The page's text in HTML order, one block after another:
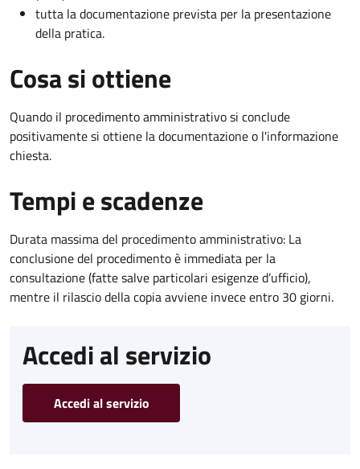
tutta la documentazione prevista per la presentazione
della pratica.
Cosa si ottiene
Quando il procedimento amministrativo si conclude
positivamente si ottiene la documentazione o l'informazione
chiesta.
Tempi e scadenze
Durata massima del procedimento amministrativo: La
conclusione del procedimento è immediata per la
consultazione (fatte salve particolari esigenze d’ufficio),
mentre il rilascio della copia avviene invece entro 30 giorni.
Accedi al servizio
Accedi al servizio